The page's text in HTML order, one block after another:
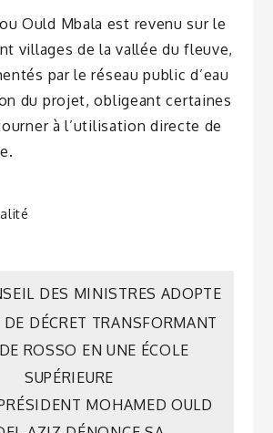
Ould Mbala est revenu sur le
villages de la vallée du fleuve,
par le réseau public d’eau
du projet, obligeant certaines
à l’utilisation directe de
DES MINISTRES ADOPTE
DE DÉCRET TRANSFORMANT
ROSSO EN UNE ÉCOLE
SUPÉRIEURE
MOHAMED OULD